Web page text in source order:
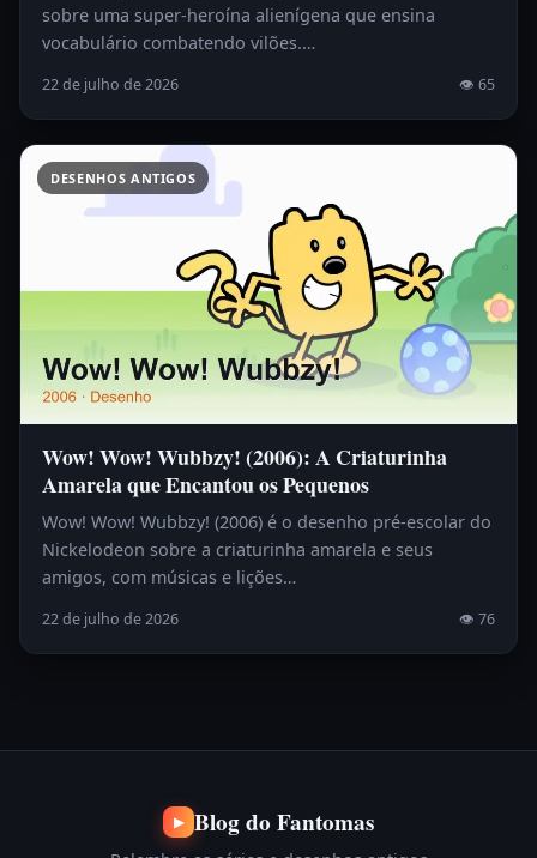
sobre uma super-heroína alienígena que ensina
vocabulário combatendo vilões.…
22 de julho de 2026 👁 65
DESENHOS ANTIGOS
Wow! Wow! Wubbzy! (2006): A Criaturinha
Amarela que Encantou os Pequenos
Wow! Wow! Wubbzy! (2006) é o desenho pré-escolar do
Nickelodeon sobre a criaturinha amarela e seus
amigos, com músicas e lições…
22 de julho de 2026 👁 76
▶ Blog do Fantomas